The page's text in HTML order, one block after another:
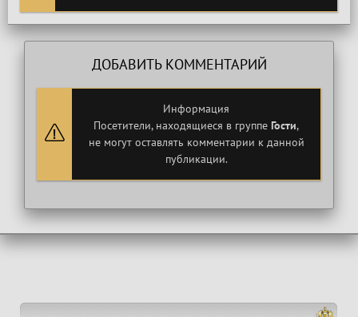
ДОБАВИТЬ КОММЕНТАРИЙ
Информация
Посетители, находящиеся в группе Гости,
не могут оставлять комментарии к данной
публикации.